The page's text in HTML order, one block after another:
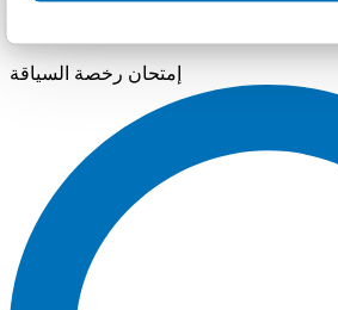
إمتحان رخصة السياقة